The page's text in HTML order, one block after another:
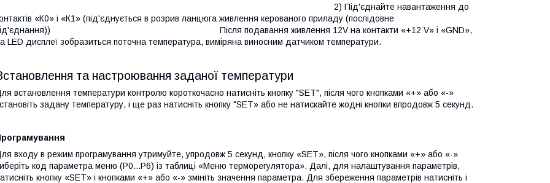
Під'єднайте навантаження до
«К0» і «К1» (під'єднується в розрив ланцюга живлення керованого приладу (послідовне
Після подавання живлення 12V на контакти «+12 V» і «GND»,
LED дисплеї зобразиться поточна температура, виміряна виносним датчиком температури.
та настроювання заданої температури
встановлення температури контролю короткочасно натисніть кнопку "SET", після чого кнопками «+» або «-»
задану температуру, і ще раз натисніть кнопку "SET» або не натискайте жодні кнопки впродовж 5 секунд.
входу в режим програмування утримуйте, упродовж 5 секунд, кнопку «SET», після чого кнопками «+» або «-»
код параметра меню (P0...P6) із таблиці «Меню терморегулятора». Далі, для налаштування параметрів,
кнопку «SET» і кнопками «+» або «-» змініть значення параметра. Для збереження параметрів натисніть і